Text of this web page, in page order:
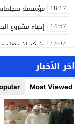
18:17 مؤسسة سجلماسة
14:57 إحياء مشروع
14:24 بن كيران
11:33 كمال محرر
حبشان وكيلاً
21:28 حزب
13:37 عطش أولاد
آخر الأخبار
Most Viewed